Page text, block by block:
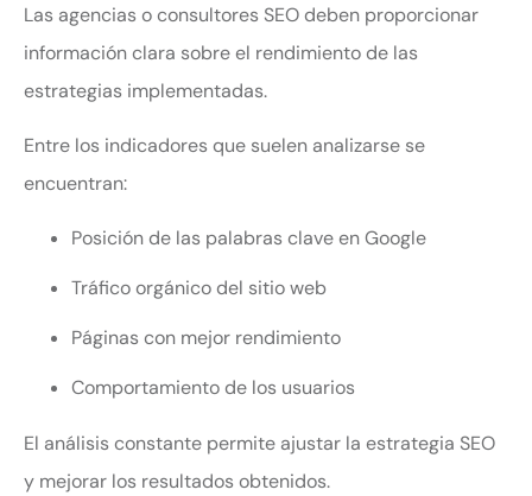
Las agencias o consultores SEO deben proporcionar
información clara sobre el rendimiento de las
estrategias implementadas.
Entre los indicadores que suelen analizarse se
encuentran:
Posición de las palabras clave en Google
Tráfico orgánico del sitio web
Páginas con mejor rendimiento
Comportamiento de los usuarios
El análisis constante permite ajustar la estrategia SEO
y mejorar los resultados obtenidos.